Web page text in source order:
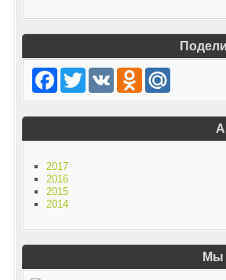
FacebookTwitter VK Odnoklassniki
2017
2016
2015
2014
Мы